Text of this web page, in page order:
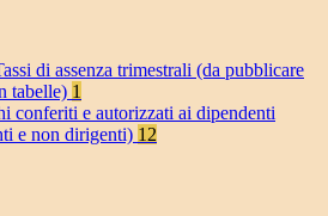
di assenza trimestrali (da pubblicare
tabelle) 1
conferiti e autorizzati ai dipendenti
e non dirigenti) 12